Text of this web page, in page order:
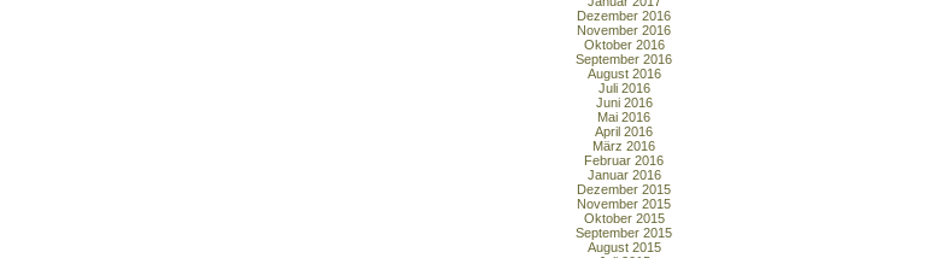
Dezember 2016
November 2016
Oktober 2016
September 2016
August 2016
Juli 2016
Juni 2016
Mai 2016
April 2016
März 2016
Februar 2016
Januar 2016
Dezember 2015
November 2015
Oktober 2015
September 2015
August 2015